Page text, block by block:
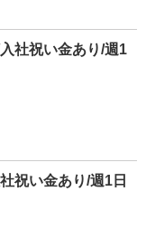
社祝い金あり/週1
祝い金あり/週1日